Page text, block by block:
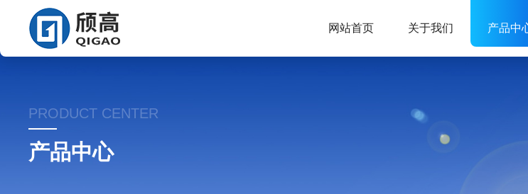
网站首页 关于我们 产品中
PRODUCT CENTER
产品中心